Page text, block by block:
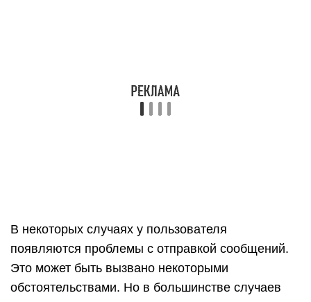
все неисправности получится устранить за
гаджеты, особенно на Android.
Задать вопрос